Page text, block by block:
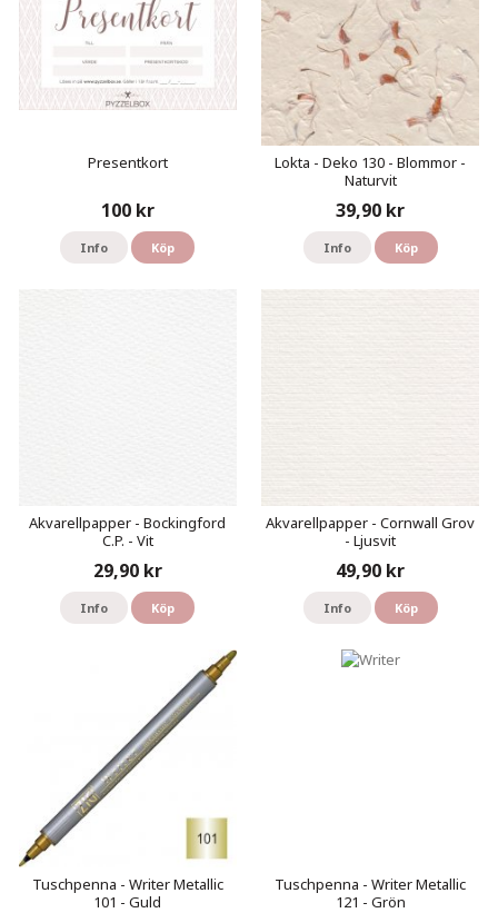
Presentkort
100 kr
Info Köp
Lokta - Deko 130 - Blommor -
Naturvit
39,90 kr
Info Köp
Akvarellpapper - Bockingford
C.P. - Vit
29,90 kr
Info Köp
Akvarellpapper - Cornwall Grov
- Ljusvit
49,90 kr
Info Köp
Tuschpenna - Writer Metallic
101 - Guld
Tuschpenna - Writer Metallic
121 - Grön